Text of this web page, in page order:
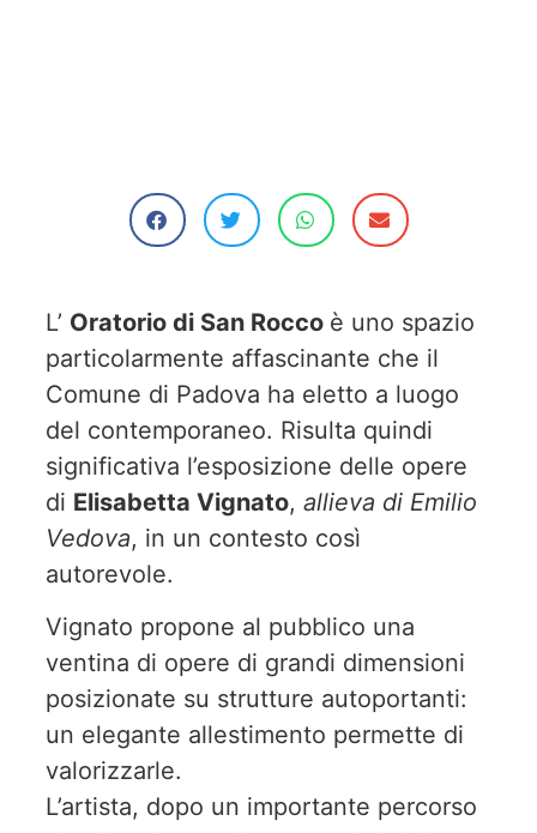
L’ Oratorio di San Rocco è uno spazio
particolarmente affascinante che il
Comune di Padova ha eletto a luogo
del contemporaneo. Risulta quindi
significativa l’esposizione delle opere
di Elisabetta Vignato, allieva di Emilio
Vedova, in un contesto così
autorevole.
Vignato propone al pubblico una
ventina di opere di grandi dimensioni
posizionate su strutture autoportanti:
un elegante allestimento permette di
valorizzarle.
L’artista, dopo un importante percorso